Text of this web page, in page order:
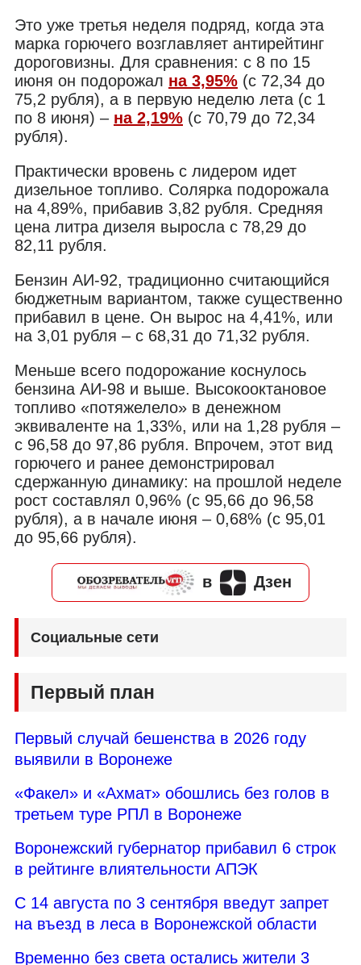
Это уже третья неделя подряд, когда эта
марка горючего возглавляет антирейтинг
дороговизны. Для сравнения: с 8 по 15
июня он подорожал на 3,95% (с 72,34 до
75,2 рубля), а в первую неделю лета (с 1
по 8 июня) – на 2,19% (с 70,79 до 72,34
рубля).
Практически вровень с лидером идет
дизельное топливо. Солярка подорожала
на 4,89%, прибавив 3,82 рубля. Средняя
цена литра дизеля выросла с 78,29 до
82,11 рубля.
Бензин АИ-92, традиционно считающийся
бюджетным вариантом, также существенно
прибавил в цене. Он вырос на 4,41%, или
на 3,01 рубля – с 68,31 до 71,32 рубля.
Меньше всего подорожание коснулось
бензина АИ-98 и выше. Высокооктановое
топливо «потяжелело» в денежном
эквиваленте на 1,33%, или на 1,28 рубля –
с 96,58 до 97,86 рубля. Впрочем, этот вид
горючего и ранее демонстрировал
сдержанную динамику: на прошлой неделе
рост составлял 0,96% (с 95,66 до 96,58
рубля), а в начале июня – 0,68% (с 95,01
до 95,66 рубля).
в Дзен
Социальные сети
Первый план
Первый случай бешенства в 2026 году
выявили в Воронеже
«Факел» и «Ахмат» обошлись без голов в
третьем туре РПЛ в Воронеже
Воронежский губернатор прибавил 6 строк
в рейтинге влиятельности АПЭК
С 14 августа по 3 сентября введут запрет
на въезд в леса в Воронежской области
Временно без света остались жители 3